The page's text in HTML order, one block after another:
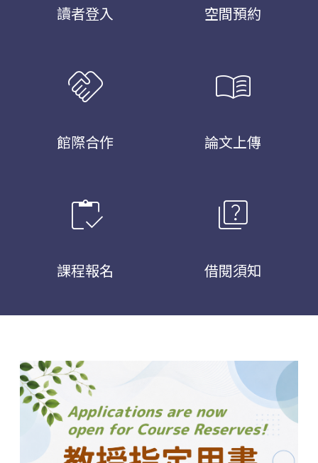
讀者登入 空間預約
handshake
館際合作
menu_book
論文上傳
inventory
課程報名
quiz
借閱須知